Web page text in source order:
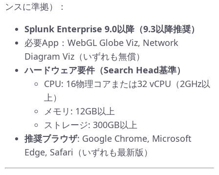
ンスに準拠）：
Splunk Enterprise 9.0以降（9.3以降推奨）
必要App：WebGL Globe Viz, Network
Diagram Viz（いずれも無償）
ハードウェア要件（Search Head基準）
CPU: 16物理コアまたは32 vCPU（2GHz以
上）
メモリ: 12GB以上
ストレージ: 300GB以上
推奨ブラウザ: Google Chrome, Microsoft
Edge, Safari（いずれも最新版）